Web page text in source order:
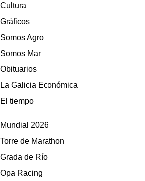
Cultura
Gráficos
Somos Agro
Somos Mar
Obituarios
La Galicia Económica
El tiempo
Mundial 2026
Torre de Marathon
Grada de Río
Opa Racing